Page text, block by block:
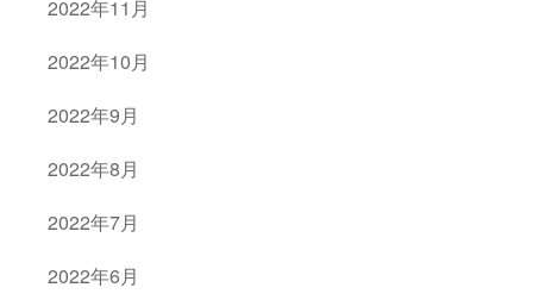
2022年11月
2022年10月
2022年9月
2022年8月
2022年7月
2022年6月